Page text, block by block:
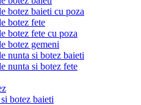
botez baieti cu poza
botez fete
botez fete cu poza
botez gemeni
nunta si botez baieti
nunta si botez fete
botez baieti